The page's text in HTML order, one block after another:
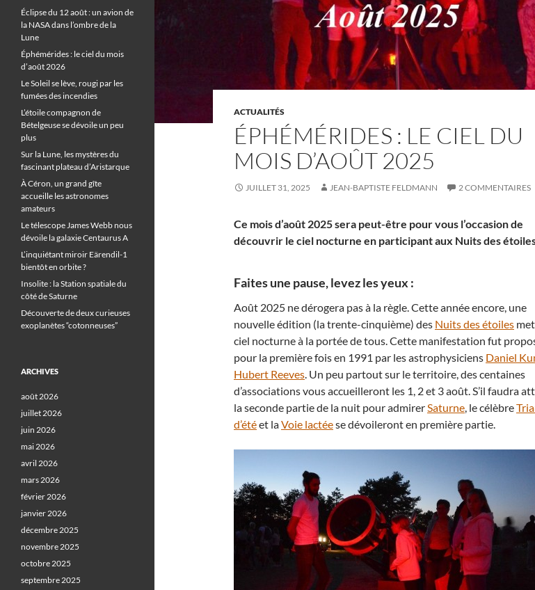
ACTUALITÉS
ÉPHÉMÉRIDES : LE CIEL DU
MOIS D’AOÛT 2025
JUILLET 31, 2025 JEAN-BAPTISTE FELDMANN 2 COMMENTAIRES
Ce mois d’août 2025 sera peut-être pour vous l’occasion de
découvrir le ciel nocturne en participant aux Nuits des
Faites une pause, levez les yeux :
Août 2025 ne dérogera pas à la règle. Cette année encore, une
nouvelle édition (la trente-cinquième) des Nuits des étoiles
ciel nocturne à la portée de tous. Cette manifestation fut
pour la première fois en 1991 par les astrophysiciens Daniel
Hubert Reeves. Un peu partout sur le territoire, des centaines
d’associations vous accueilleront les 1, 2 et 3 août. S’il faudra
la seconde partie de la nuit pour admirerSaturne, le célèbre
d’étéet laVoie lactéese dévoileront en première partie.
Éclipse du 12 août : un avion de
la NASA dans l’ombre de la
Lune
Éphémérides : le ciel du mois
d’août 2026
Le Soleil se lève, rougi par les
fumées des incendies
L’étoile compagnon de
Bételgeuse se dévoile un peu
plus
Sur la Lune, les mystères du
fascinant plateau d’Aristarque
À Céron, un grand gîte
accueille les astronomes
amateurs
Le télescope James Webb nous
dévoile la galaxie Centaurus A
L’inquiétant miroir Eärendil-1
bientôt en orbite ?
Insolite : la Station spatiale du
côté de Saturne
Découverte de deux curieuses
exoplanètes “cotonneuses”
ARCHIVES
août 2026
juillet 2026
juin 2026
mai 2026
avril 2026
mars 2026
février 2026
janvier 2026
décembre 2025
novembre 2025
octobre 2025
septembre 2025